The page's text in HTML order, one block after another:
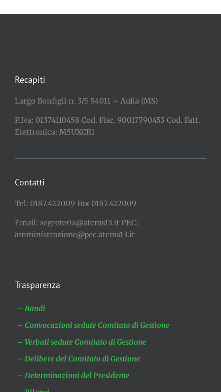
Recapiti
Largo Bonfigli n. 3/5 54011 – Aulla (MS)
P.Iva: 01374110458 Cod. Fisc. 90017790453 Cod. Fatt.
Elettronica: M5UXCR1
Contatti
Tel: 0187.422009 Fax 0187.422009
Email: segreteria@atcms13.it PEC:
amministrazione@pec.atcms13.it
Trasparenza
– Bandi
– Convocazioni sedute Comitato di Gestione
– Verbali sedute Comitato di Gestione
– Delibere del Comitato di Gestione
– Determinazioni del Presidente